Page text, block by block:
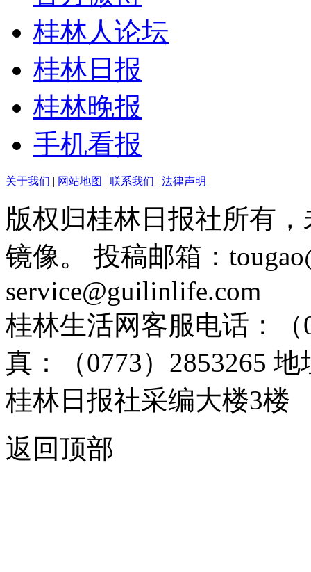
桂林人论坛
桂林日报
桂林晚报
手机看报
关于我们 | 网站地图 | 联系我们 | 法律声明
版权归桂林日报社所有
镜像。 投稿邮箱：
service@guilinlife.com
桂林生活网客服电话：（
真：（0773）2853265
桂林日报社采编大楼3楼
返回顶部